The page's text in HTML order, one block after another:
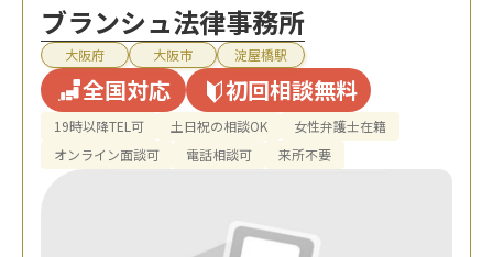
ブランシュ法律事務所
大阪府 大阪市 淀屋橋駅
全国対応 初回相談無料
19時以降TEL可 土日祝の相談OK
女性弁護士在籍
オンライン面談可
電話相談可 来所不要